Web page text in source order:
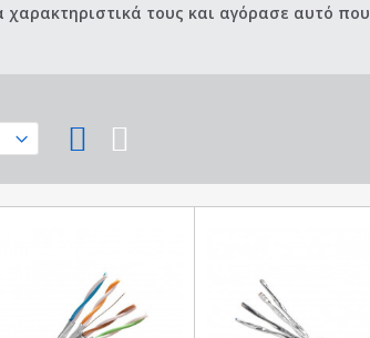
τους και αγόρασε αυτό που